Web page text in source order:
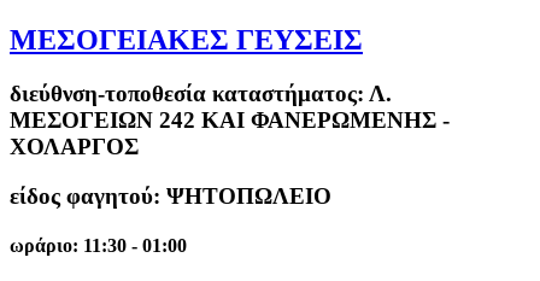
ΜΕΣΟΓΕΙΑΚΕΣ ΓΕΥΣΕΙΣ
διεύθνση-τοποθεσία καταστήματος: Λ.
ΜΕΣΟΓΕΙΩΝ 242 ΚΑΙ ΦΑΝΕΡΩΜΕΝΗΣ -
ΧΟΛΑΡΓΟΣ
είδος φαγητού: ΨΗΤΟΠΩΛΕΙΟ
ωράριο: 11:30 - 01:00